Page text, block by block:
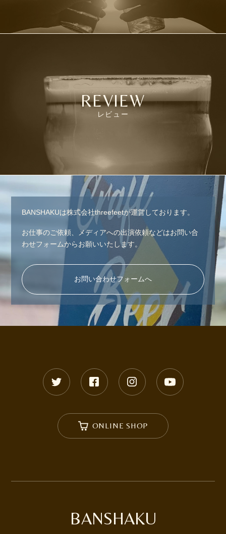
REVIEW
レビュー
BANSHAKUは株式会社threefeetが運営しております。
お仕事のご依頼、メディアへの出演依頼などはお問い合
わせフォームからお願いいたします。
お問い合わせフォームへ
ONLINE SHOP
BANSHAKU